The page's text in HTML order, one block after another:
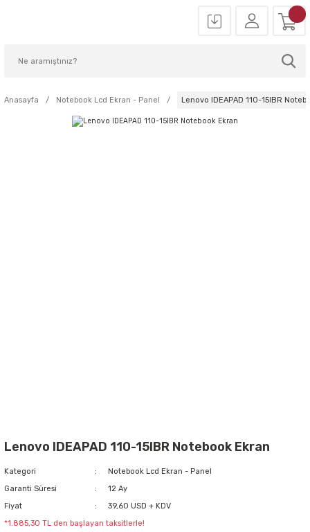
Anasayfa Notebook Lcd Ekran - Panel Lenovo IDEAPAD 110-15IBR
Lenovo IDEAPAD 110-15IBR Notebook Ekran
Kategori
Notebook Lcd Ekran - Panel
Garanti Süresi
12 Ay
Fiyat
39,60 USD + KDV
*1.885,30 TL den başlayan taksitlerle!